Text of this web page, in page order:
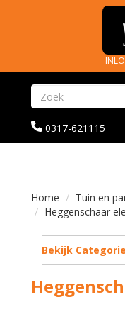
bel
ons
0317-621115
Home Tuin en
Heggenschaar
Bekijk